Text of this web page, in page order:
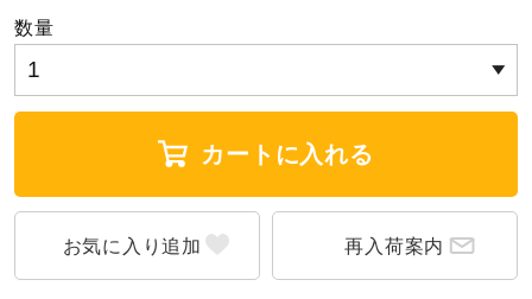
寝具／ミズノスリープ
アウトドア／レイン
数量
カートに入れる
再入荷案内